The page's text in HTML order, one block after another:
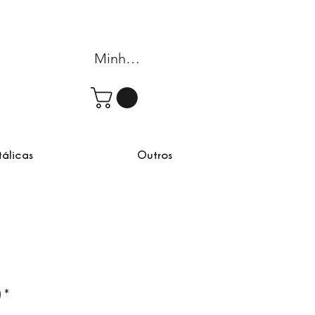
Minha conta
Outros
*